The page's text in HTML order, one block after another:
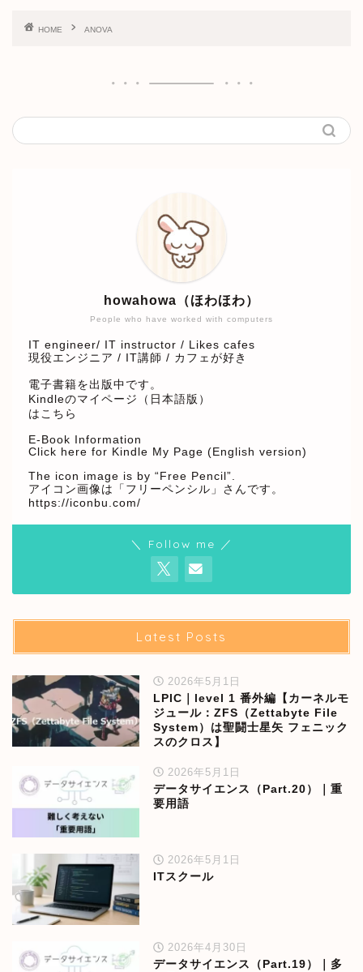
HOME ANOVA
People who have worked with computers
howahowa（ほわほわ）
IT engineer/ IT instructor / Likes cafes
現役エンジニア / IT講師 / カフェが好き
電子書籍を出版中です。
Kindleのマイページ（日本語版）
はこちら
E-Book Information
Click here for Kindle My Page (English version)
The icon image is by “Free Pencil”.
アイコン画像は「フリーペンシル」さんです。
https://iconbu.com/
＼ Follow me ／
Latest Posts
2026年5月1日
LPIC｜level 1 番外編【カーネルモ
ジュール：ZFS（Zettabyte File
System）は聖闘士星矢 フェニック
スのクロス】
2026年5月1日
データサイエンス（Part.20）｜重
要用語
2026年5月1日
ITスクール
2026年4月30日
データサイエンス（Part.19）｜多